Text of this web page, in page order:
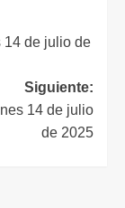
14 de julio de
Siguiente:
14 de julio
de 2025